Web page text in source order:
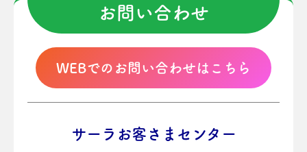
お問い合わせ
WEBでのお問い合わせはこちら
サーラお客さまセンター